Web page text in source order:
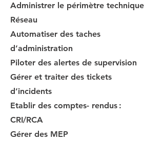
Administrer le périmètre technique
Réseau
Automatiser des taches
d’administration
Piloter des alertes de supervision
Gérer et traiter des tickets
d’incidents
Etablir des comptes- rendus :
CRI/RCA
Gérer des MEP